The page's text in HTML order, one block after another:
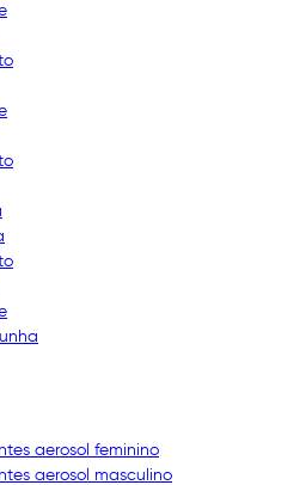
aerosol feminino
aerosol masculino